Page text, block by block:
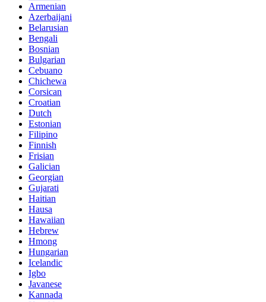
Armenian
Azerbaijani
Belarusian
Bengali
Bosnian
Bulgarian
Cebuano
Chichewa
Corsican
Croatian
Dutch
Estonian
Filipino
Finnish
Frisian
Galician
Georgian
Gujarati
Haitian
Hausa
Hawaiian
Hebrew
Hmong
Hungarian
Icelandic
Igbo
Javanese
Kannada